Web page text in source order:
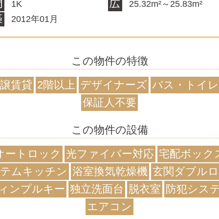
1K
25.32m²～25.83m²
2012年01月
この物件の特徴
賃貸 2階以上 デザイナーズ バス・トイ
保証人不要
この物件の設備
ートロック
光ファイバー対応 宅配ボック
ムキッチン 浴室換気乾燥機 玄関ダブル
ンプルキー 独立洗面台 脱衣室 防犯シス
エアコン